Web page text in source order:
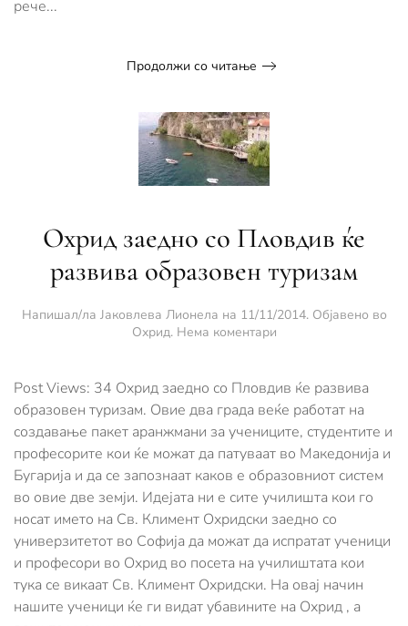
рече...
Продолжи со читање
Охрид заедно со Пловдив ќе
развива образовен туризам
Напишал/ла Јаковлева Лионела на 11/11/2014. Објавено во
Охрид. Нема коментариза
со
Пловдив
ќе
развива
образовен
туризам
Post Views: 34 Охрид заедно со Пловдив ќе развива
образовен туризам. Овие два града веќе работат на
создавање пакет аранжмани за учениците, студентите и
професорите кои ќе можат да патуваат во Македонија и
Бугарија и да се запознаат каков е образовниот систем
во овие две земји. Идејата ни е сите училишта кои го
носат името на Св. Климент Охридски заедно со
универзитетот во Софија да можат да испратат ученици
и професори во Охрид во посета на училиштата кои
тука се викаат Св. Климент Охридски. На овај начин
нашите ученици ќе ги видат убавините на Охрид , а